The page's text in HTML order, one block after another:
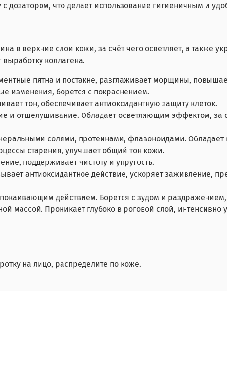
с дозатором, что делает использование гигиеничным и
в верхние слои кожи, за счёт чего осветляет, а также
коллагена.
пятна и постакне, разглаживает морщины,
изменения, борется с покраснением.
тон, обеспечивает антиоксидантную защиту клеток.
и отшелушивание. Обладает осветляющим эффектом, за
солями, протеинами, флавоноидами. Обладает
старения, улучшает общий тон кожи.
поддерживает чистоту и упругость.
антиоксидантное действие, ускоряет заживление,
действием. Борется с зудом и
массой. Проникает глубоко в роговой слой, интенсивно
на лицо, распределите по коже.